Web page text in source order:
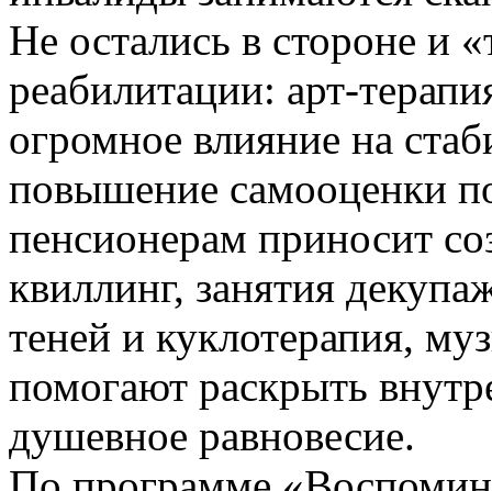
Не остались в стороне и
реабилитации: арт-
огромное влияние на
повышение самооценки
пенсионерам приносит
квиллинг, занятия
теней и куклотерапия,
помогают раскрыть
душевное равновесие.